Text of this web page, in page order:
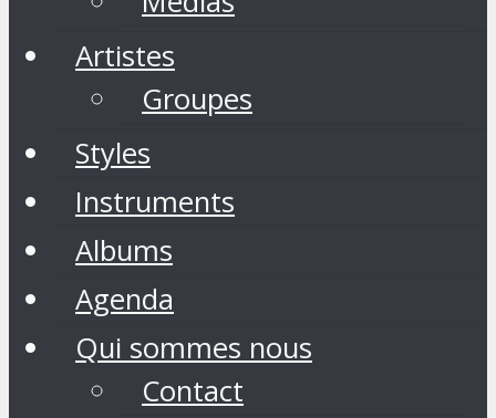
Artistes
Groupes
Styles
Instruments
Albums
Agenda
Qui sommes nous
Contact